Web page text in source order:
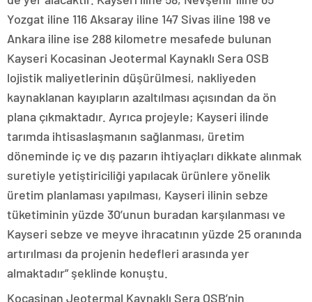
Yozgat iline 116 Aksaray iline 147 Sivas iline 198 ve
Ankara iline ise 288 kilometre mesafede bulunan
Kayseri Kocasinan Jeotermal Kaynaklı Sera OSB
lojistik maliyetlerinin düşürülmesi, nakliyeden
kaynaklanan kayıpların azaltılması açısından da ön
plana çıkmaktadır. Ayrıca projeyle; Kayseri ilinde
tarımda ihtisaslaşmanın sağlanması, üretim
döneminde iç ve dış pazarın ihtiyaçları dikkate alınmak
suretiyle yetiştiriciliği yapılacak ürünlere yönelik
üretim planlaması yapılması, Kayseri ilinin sebze
tüketiminin yüzde 30’unun buradan karşılanması ve
Kayseri sebze ve meyve ihracatının yüzde 25 oranında
artırılması da projenin hedefleri arasında yer
almaktadır” şeklinde konuştu.
Kocasinan Jeotermal Kaynaklı Sera OSB’nin